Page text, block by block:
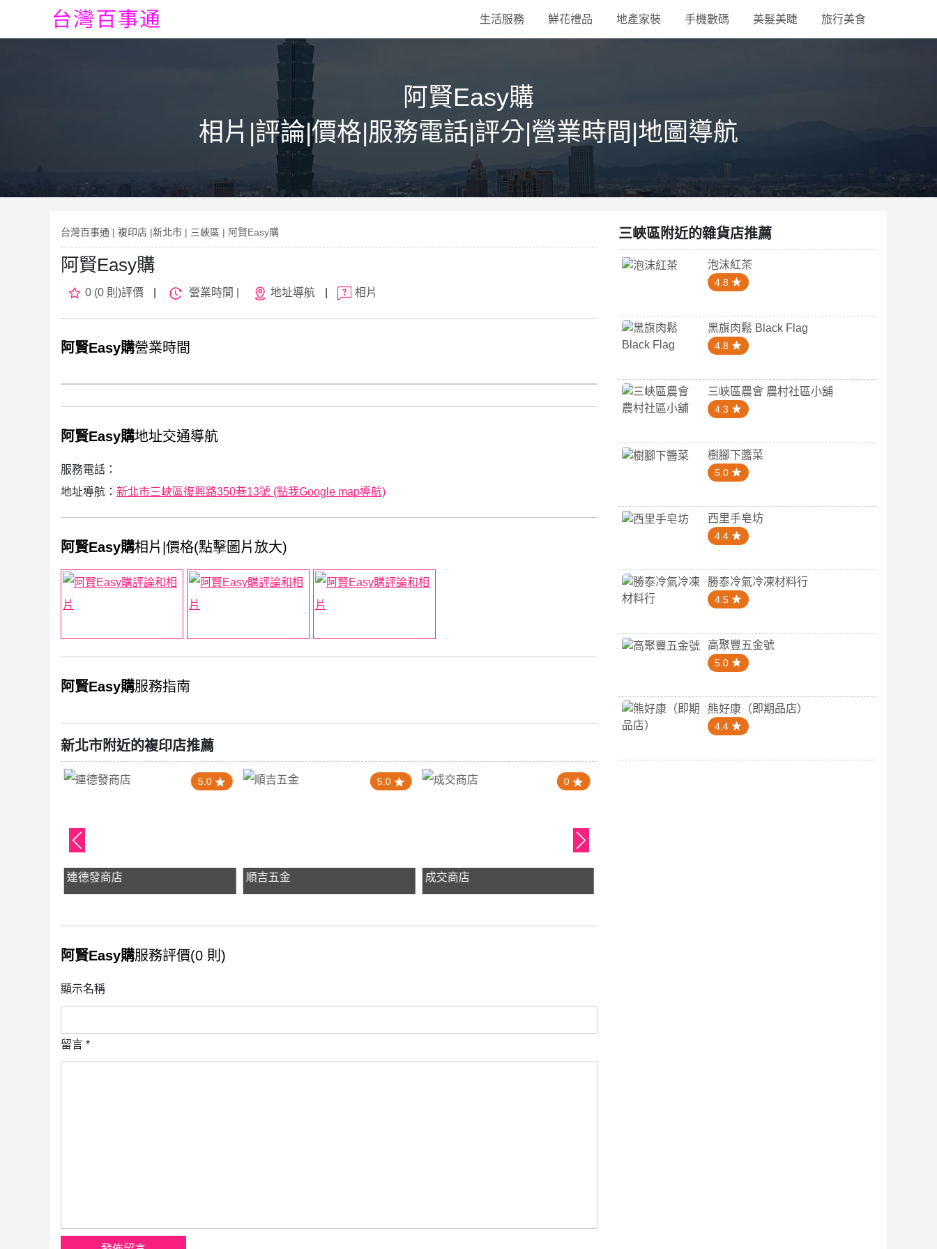
生活服務 鮮花禮品 地產家裝 手機數碼 美髮美睫 旅行美食
阿賢Easy購
相片|評論|價格|服務電話|評分|營業時間|地圖導航
台灣百事通 | 複印店 |新北市 | 三峽區 | 阿賢Easy購
阿賢Easy購
0 (0 則)評價 營業時間 | 地址導航 相片
阿賢Easy購營業時間
阿賢Easy購地址交通導航
服務電話：
地址導航： 新北市三峽區復興路350巷13號 (點我Google map導航)
阿賢Easy購相片|價格(點擊圖片放大)
阿賢Easy購服務指南
新北市附近的複印店推薦
5.0
連德發商店
5.0
順吉五金
0
成交商店
阿賢Easy購服務評價(0 則)
顯示名稱
留言 *
三峽區附近的雜貨店推薦
泡沫紅茶
4.8
黑旗肉鬆 Black Flag
4.8
三峽區農會 農村社區小舖
4.3
樹腳下醬菜
5.0
西里手皂坊
4.4
勝泰冷氣冷凍材料行
4.5
高聚豐五金號
5.0
熊好康（即期品店）
4.4